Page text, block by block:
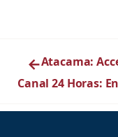
←Atacama:
Canal 24 Horas: